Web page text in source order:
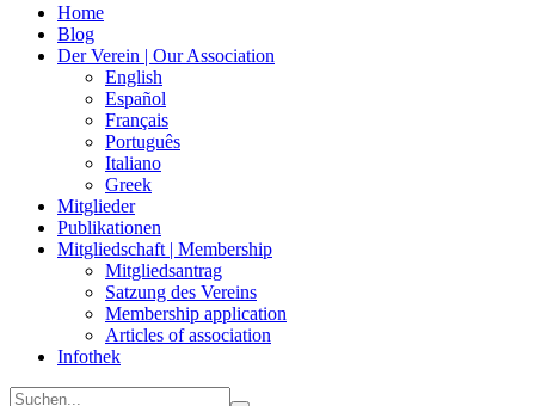
Home
Blog
Der Verein | Our Association
English
Español
Français
Português
Italiano
Greek
Mitglieder
Publikationen
Mitgliedschaft | Membership
Mitgliedsantrag
Satzung des Vereins
Membership application
Articles of association
Infothek